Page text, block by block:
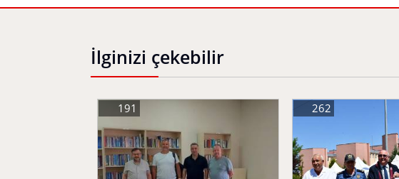
İlginizi çekebilir
191 262